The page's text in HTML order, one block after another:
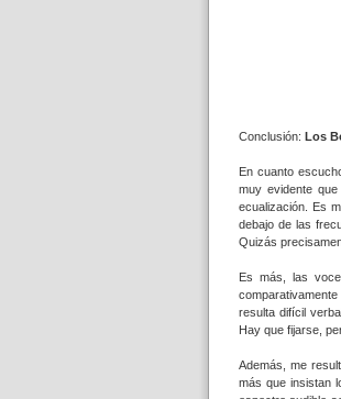
Conclusión: Los
En cuanto
muy evidente
ecualización. Es
debajo de las
Quizás
Es más, las
resulta difícil
Hay que fijarse,
Además, me
más que insistan